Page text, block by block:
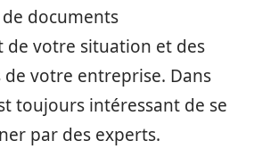
documents
de votre situation et des
votre entreprise. Dans
toujours intéressant de se
par des experts.